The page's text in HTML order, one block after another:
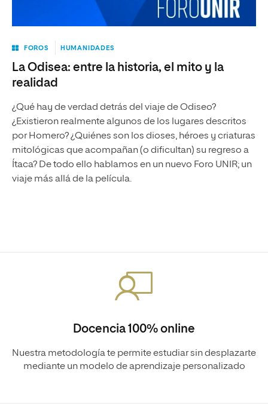
FOROS HUMANIDADES
La Odisea: entre la historia, el mito y la
realidad
¿Qué hay de verdad detrás del viaje de Odiseo?
¿Existieron realmente algunos de los lugares descritos
por Homero? ¿Quiénes son los dioses, héroes y criaturas
mitológicas que acompañan (o dificultan) su regreso a
Ítaca? De todo ello hablamos en un nuevo Foro UNIR; un
viaje más allá de la película.
Docencia 100% online
Nuestra metodología te permite estudiar sin desplazarte
mediante un modelo de aprendizaje personalizado